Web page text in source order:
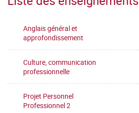
Anglais général et
approfondissement
Culture, communication
professionnelle
Projet Personnel
Professionnel 2